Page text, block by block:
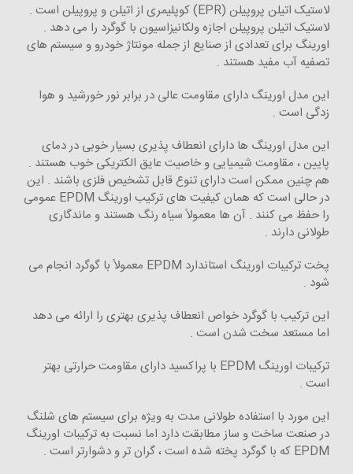
لاستیک اتیلن پروپیلن (EPR) کوپلیمری از اتیلن و پروپیلن است .
لاستیک اتیلن پروپیلن اجازه ولکانیزاسیون با گوگرد را می دهد .
اورینگ برای تعدادی از صنایع از جمله مونتاژ خودرو و سیستم های
تصفیه آب مفید هستند .
این مدل اورینگ دارای مقاومت عالی در برابر نور خورشید و هوا
زدگی است .
این مدل اورینگ ها دارای انعطاف پذیری بسیار خوبی در دمای
پایین ، مقاومت شیمیایی و خاصیت عایق الکتریکی خوب هستند .
هم چنین ممکن است دارای تنوع قابل تشخیص فلزی باشند . این
در حالی است که همان کیفیت های ترکیب اورینگ EPDM عمومی
را حفظ می کنند . آن ها معمولاً سیاه رنگ هستند و ماندگاری
طولانی دارند .
پخت ترکیبات اورینگ استاندارد EPDM معمولاً با گوگرد انجام می
شود .
این ترکیب با گوگرد خواص انعطاف پذیری بهتری را ارائه می دهد
اما مستعد سخت شدن است .
ترکیبات اورینگ EPDM با پراکسید دارای مقاومت حرارتی بهتر
است .
این مورد با استفاده طولانی مدت به ویژه برای سیستم های شلنگ
در صنعت ساخت و ساز مطابقت دارد اما نسبت به ترکیبات اورینگ
EPDM که با گوگرد پخته شده است ، گران تر و دشوارتر است .